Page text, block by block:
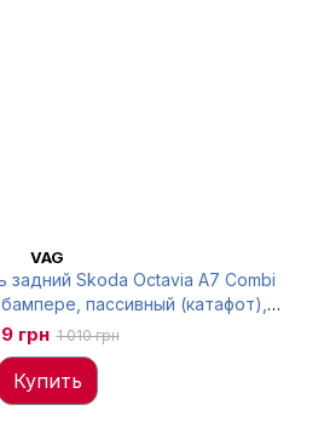
VAG
задний Skoda Octavia A7 Combi
пассивный (катафот),
5E9945106
грн 1 010 грн
Купить